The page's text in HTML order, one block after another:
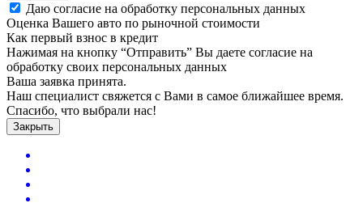
Даю согласие на обработку персональных данных
Оценка Вашего авто по рыночной стоимости
Как первый взнос в кредит
Нажимая на кнопку “Отправить” Вы даете согласие на
обработку своих персональных данных
Ваша заявка принята.
Наш специалист свяжется с Вами в самое ближайшее время.
Спасибо, что выбрали нас!
Закрыть